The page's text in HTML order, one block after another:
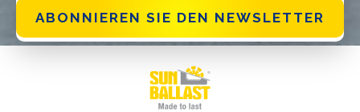
ABONNIEREN SIE DEN NEWSLETTER